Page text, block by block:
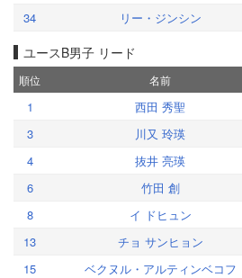
34
リー・ジンシン
ユースB男子 リード
順位 名前
1 西田 秀聖
3
川又 玲瑛
4
抜井 亮瑛
6
竹田 創
8
イ ドヒュン
13
チョ サンヒョン
15
ベクヌル・アルティンベコフ